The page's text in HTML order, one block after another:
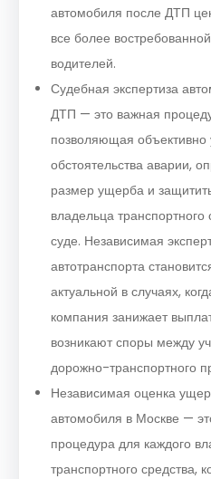
автомобиля после ДТП
все более
водителей.
Судебная экспертиза
ДТП — это важная
позволяющая объективно
обстоятельства аварии,
размер ущерба и
владельца транспортного
суде. Независимая
автотранспорта
актуальной в случаях,
компания занижает
возникают споры между
дорожно-транспортного
Независимая оценка
автомобиля в Москве —
процедура для каждого
транспортного средства,